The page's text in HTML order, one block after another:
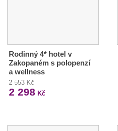
Rodinný 4* hotel v
Zakopaném s polopenzí
a wellness
2 553 Kč
2 298 Kč